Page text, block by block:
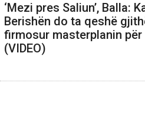
‘Mezi pres Saliun’, Balla:
Berishën do ta qeshë
firmosur masterplanin
(VIDEO)